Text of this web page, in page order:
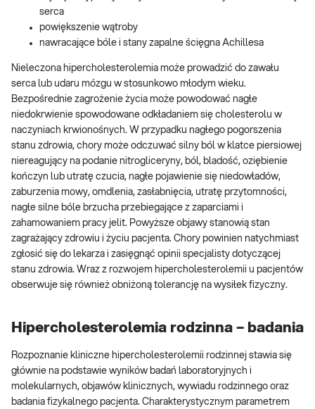
serca
powiększenie wątroby
nawracające bóle i stany zapalne ścięgna Achillesa
Nieleczona hipercholesterolemia może prowadzić do zawału
serca lub udaru mózgu w stosunkowo młodym wieku.
Bezpośrednie zagrożenie życia może powodować nagłe
niedokrwienie spowodowane odkładaniem się cholesterolu w
naczyniach krwionośnych. W przypadku nagłego pogorszenia
stanu zdrowia, chory może odczuwać silny ból w klatce piersiowej
niereagujący na podanie nitrogliceryny, ból, bladość, oziębienie
kończyn lub utratę czucia, nagłe pojawienie się niedowładów,
zaburzenia mowy, omdlenia, zasłabnięcia, utratę przytomności,
nagłe silne bóle brzucha przebiegające z zaparciami i
zahamowaniem pracy jelit. Powyższe objawy stanowią stan
zagrażający zdrowiu i życiu pacjenta. Chory powinien natychmiast
zgłosić się do lekarza i zasięgnąć opinii specjalisty dotyczącej
stanu zdrowia. Wraz z rozwojem hipercholesterolemii u pacjentów
obserwuje się również obniżoną tolerancję na wysiłek fizyczny.
Hipercholesterolemia rodzinna – badania
Rozpoznanie kliniczne hipercholesterolemii rodzinnej stawia się
głównie na podstawie wyników badań laboratoryjnych i
molekularnych, objawów klinicznych, wywiadu rodzinnego oraz
badania fizykalnego pacjenta. Charakterystycznym parametrem